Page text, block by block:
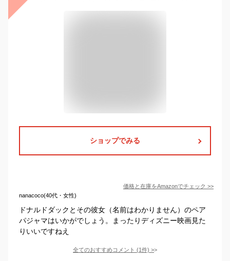
ショップでみる
価格と在庫をAmazonでチェック >>
nanacoco(40代・女性)
ドナルドダックとその彼女（名前はわかりません）のペア
パジャマはいかがでしょう。まったりディズニー映画見た
りいいですねえ
全てのおすすめコメント (1件) >